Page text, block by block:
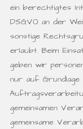
ein berechtigtes
DSGVO an der
sonstige
erlaubt. Beim
geben wir
nur auf
gemeinsamen
gemeinsame